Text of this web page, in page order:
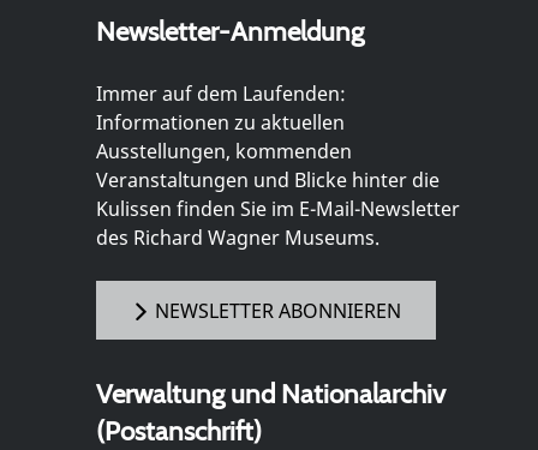
Newsletter-Anmeldung
Immer auf dem Laufenden:
Informationen zu aktuellen
Ausstellungen, kommenden
Veranstaltungen und Blicke hinter die
Kulissen finden Sie im E-Mail-Newsletter
des Richard Wagner Museums.
NEWSLETTER ABONNIEREN
Verwaltung und Nationalarchiv
(Postanschrift)